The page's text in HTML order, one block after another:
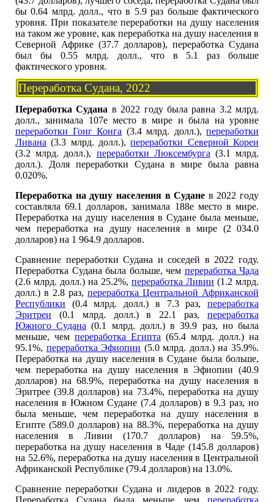
бы 0.64 млрд. долл., что в 5.9 раз больше фактического
уровня. При показателе переработки на душу населения
на таком же уровне, как переработка на душу населения в
Северной Африке (37.7 долларов), переработка Судана
был бы 0.55 млрд. долл., что в 5.1 раз больше
фактического уровня.
Переработка Судана, 2022
Переработка Судана в 2022 году была равна 3.2 млрд.
долл., занимала 107е место в мире и была на уровне
переработки Гонг Конга (3.4 млрд. долл.), переработки
Ливана (3.3 млрд. долл.),переработки Северной Кореи
(3.2 млрд. долл.), переработки Люксембурга (3.1 млрд.
долл.). Доля переработки Судана в мире была равна
0.020%.
Переработка на душу населения в Судане в 2022 году
составляла 69.1 долларов, занимала 188е место в мире.
Переработка на душу населения в Судане была меньше,
чем переработка на душу населения в мире (2 034.0
долларов) на 1 964.9 долларов.
Сравнение переработки Судана и соседей в 2022 году.
Переработка Судана была больше, чем переработка Чада
(2.6 млрд. долл.) на 25.2%, переработка Ливии (1.2 млрд.
долл.) в 2.8 раз, переработка Центральной Африканской
Республики (0.4 млрд. долл.) в 7.3 раз, переработка
Эритреи (0.1 млрд. долл.) в 22.1 раз, переработка
Южного Судана (0.1 млрд. долл.) в 39.9 раз, но была
меньше, чем переработка Египта (65.4 млрд. долл.) на
95.1%, переработка Эфиопии (5.0 млрд. долл.) на 35.9%.
Переработка на душу населения в Судане была больше,
чем переработка на душу населения в Эфиопии (40.9
долларов) на 68.9%, переработка на душу населения в
Эритрее (39.8 долларов) на 73.4%, переработка на душу
населения в Южном Судане (7.4 долларов) в 9.3 раз, но
была меньше, чем переработка на душу населения в
Египте (589.0 долларов) на 88.3%, переработка на душу
населения в Ливии (170.7 долларов) на 59.5%,
переработка на душу населения в Чаде (145.8 долларов)
на 52.6%, переработка на душу населения в Центральной
Африканской Республике (79.4 долларов) на 13.0%.
Сравнение переработки Судана и лидеров в 2022 году.